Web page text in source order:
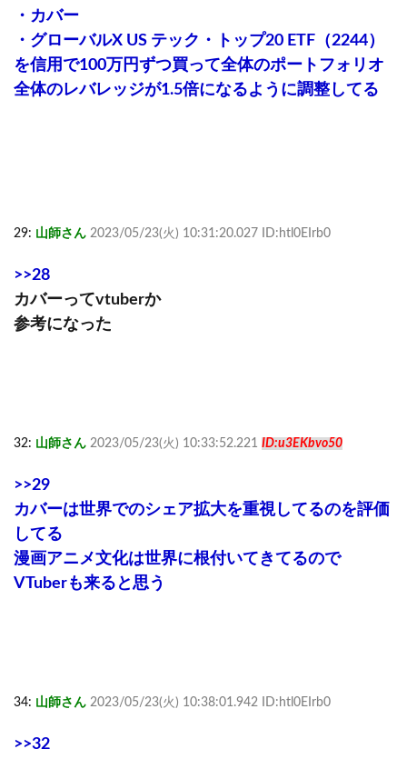
・カバー
・グローバルX US テック・トップ20 ETF（2244）
を信用で100万円ずつ買って全体のポートフォリオ
全体のレバレッジが1.5倍になるように調整してる
29: 山師さん 2023/05/23(火) 10:31:20.027 ID:htl0EIrb0
>>28
カバーってvtuberか
参考になった
32: 山師さん 2023/05/23(火) 10:33:52.221 ID:u3EKbvo50
>>29
カバーは世界でのシェア拡大を重視してるのを評価
してる
漫画アニメ文化は世界に根付いてきてるので
VTuberも来ると思う
34: 山師さん 2023/05/23(火) 10:38:01.942 ID:htl0EIrb0
>>32